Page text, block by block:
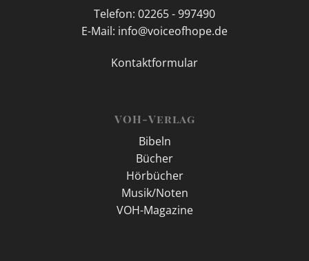
Telefon: 02265 - 997490
E-Mail: info@voiceofhope.de
Kontaktformular
VOH-Verlag
Bibeln
Bücher
Hörbücher
Musik/Noten
VOH-Magazine